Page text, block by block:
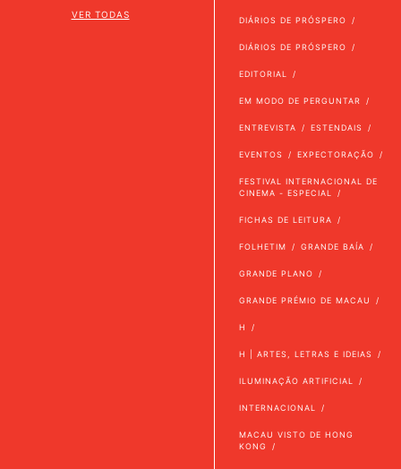
VER TODAS
DIÁRIOS DE PRÓSPERO
DIÁRIOS DE PRÓSPERO
EDITORIAL
EM MODO DE PERGUNTAR
ENTREVISTA ESTENDAIS
EVENTOS EXPECTORAÇÃO
FESTIVAL INTERNACIONAL DE
CINEMA - ESPECIAL
FICHAS DE LEITURA
FOLHETIM GRANDE BAÍA
GRANDE PLANO
GRANDE PRÉMIO DE MACAU
H
H | ARTES, LETRAS E IDEIAS
ILUMINAÇÃO ARTIFICIAL
INTERNACIONAL
MACAU VISTO DE HONG
KONG